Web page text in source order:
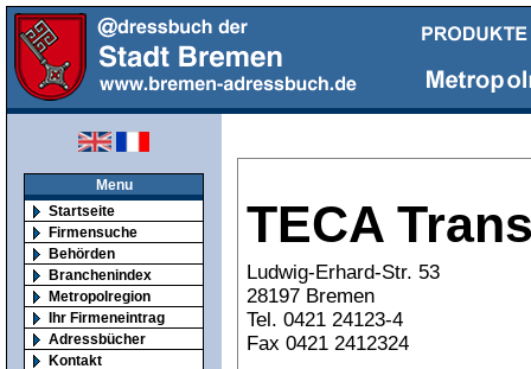
Menu
Startseite
Firmensuche
Behörden
Branchenindex
Metropolregion
Ihr Firmeneintrag
Adressbücher
Kontakt
TECA
Ludwig-Erhard-Str. 53
28197 Bremen
Tel. 0421 24123-4
Fax 0421 2412324